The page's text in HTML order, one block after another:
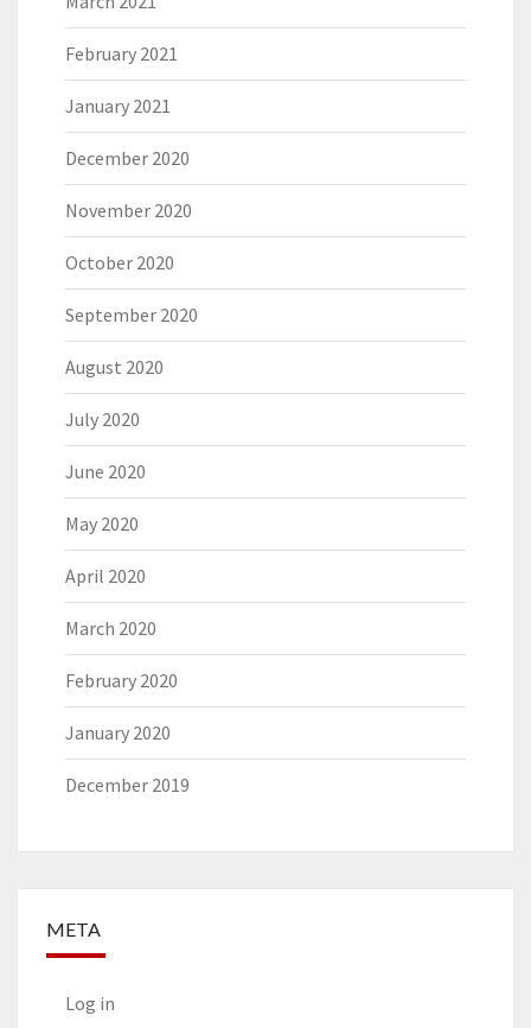
February 2021
January 2021
December 2020
November 2020
October 2020
September 2020
August 2020
July 2020
June 2020
May 2020
April 2020
March 2020
February 2020
January 2020
December 2019
META
Log in